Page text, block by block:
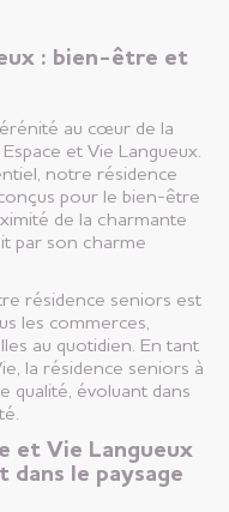
: bien-être et
au cœur de la
et Vie Langueux.
notre résidence
pour le bien-être
de la charmante
par son charme
résidence seniors est
les commerces,
au quotidien. En tant
la résidence seniors à
qualité, évoluant dans
et Vie Langueux
dans le paysage